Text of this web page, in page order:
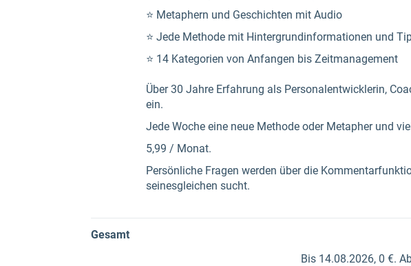
⭐ Metaphern und Geschichten mit Audio
⭐ Jede Methode mit Hintergrundinformationen und
⭐ 14 Kategorien von Anfangen bis Zeitmanagement
Über 30 Jahre Erfahrung als Personalentwicklerin,
ein.
Jede Woche eine neue Methode oder Metapher und
5,99 / Monat.
Persönliche Fragen werden über die
seinesgleichen sucht.
Gesamt
Bis